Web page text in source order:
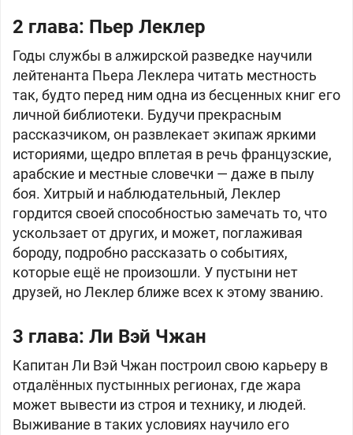
2 глава: Пьер Леклер
Годы службы в алжирской разведке научили
лейтенанта Пьера Леклера читать местность
так, будто перед ним одна из бесценных книг его
личной библиотеки. Будучи прекрасным
рассказчиком, он развлекает экипаж яркими
историями, щедро вплетая в речь французские,
арабские и местные словечки — даже в пылу
боя. Хитрый и наблюдательный, Леклер
гордится своей способностью замечать то, что
ускользает от других, и может, поглаживая
бороду, подробно рассказать о событиях,
которые ещё не произошли. У пустыни нет
друзей, но Леклер ближе всех к этому званию.
3 глава: Ли Вэй Чжан
Капитан Ли Вэй Чжан построил свою карьеру в
отдалённых пустынных регионах, где жара
может вывести из строя и технику, и людей.
Выживание в таких условиях научило его